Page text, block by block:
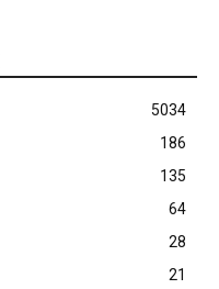
5034
186
135
64
28
21